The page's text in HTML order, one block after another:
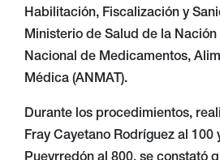
Habilitación, Fiscalización y
Ministerio de Salud de la
Nacional de Medicamentos,
Médica (ANMAT).
Durante los procedimientos,
Fray Cayetano Rodríguez al 100